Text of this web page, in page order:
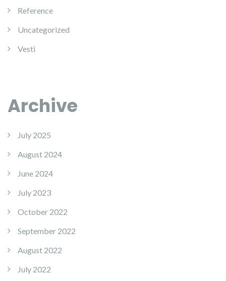
Reference
Uncategorized
Vesti
Archive
July 2025
August 2024
June 2024
July 2023
October 2022
September 2022
August 2022
July 2022